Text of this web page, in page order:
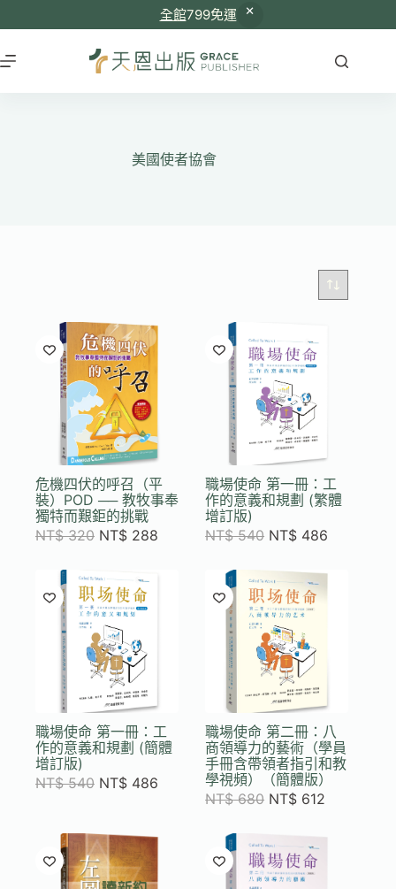
全館799免運
至
主
美國使者協會
危機四伏的呼召（平
裝）POD ── 教牧事奉
獨特而艱鉅的挑戰
NT$320 NT$ 288
職場使命 第一冊：工
作的意義和規劃 (繁體
增訂版)
NT$540 NT$ 486
職場使命 第一冊：工
作的意義和規劃 (簡體
增訂版)
NT$540 NT$ 486
職場使命 第二冊：八
商領導力的藝術（學員
手冊含帶領者指引和教
學視頻）（簡體版）
NT$680 NT$ 612